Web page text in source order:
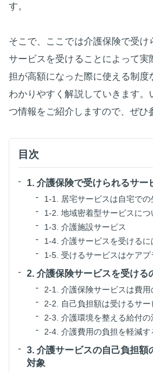
す。
そこで、ここでは介護保険で受け
サービスを受けることによって実
担が高額になった際に使える制度
わかりやすく解説していきます。
つ情報をご紹介しますので、ぜひ
目次
1. 介護保険で受けられるサー
1-1. 居宅サービスは自宅での
1-2. 地域密着型サービスにつ
1-3. 介護施設サービス
1-4. 介護サービスを受ける
1-5. 受けるサービスはケア
2. 介護保険サービスを受ける
2-1. 介護保険サービスは費用
2-2. 自己負担額は受けるサ
2-3. 介護環境を整える給付の
2-4. 介護費用の負担を軽減す
3. 介護サービスの自己負担額
対象